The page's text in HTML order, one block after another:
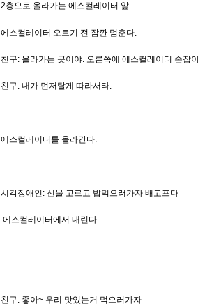
2층으로 올라가는 에스컬레이터 앞
에스컬레이터 오르기 전 잠깐 멈춘다
친구: 올라가는 곳이야. 오른쪽에 에스컬레이터 손잡
친구: 내가 먼저탈게 따라서타.
에스컬레이터를 올라간다.
시각장애인: 선물 고르고 밥먹으러가자 배고프다
에스컬레이터에서 내린다.
친구: 좋아~ 우리 맛있는거 먹으러가자